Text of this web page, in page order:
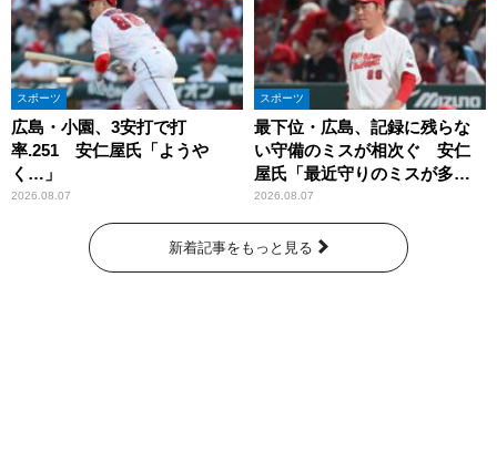
スポーツ
広島・小園、3安打で打
率.251 安仁屋氏「ようや
く…」
2026.08.07
スポーツ
最下位・広島、記録に残らな
い守備のミスが相次ぐ 安仁
屋氏「最近守りのミスが多
い」
2026.08.07
新着記事をもっと見る